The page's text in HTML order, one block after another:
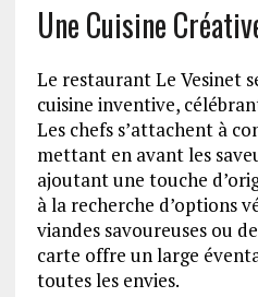
Une Cuisine
Le restaurant Le Vesinet
cuisine inventive,
Les chefs s’attachent à
mettant en avant les
ajoutant une touche
à la recherche d’options
viandes savoureuses ou
carte offre un large
toutes les envies.